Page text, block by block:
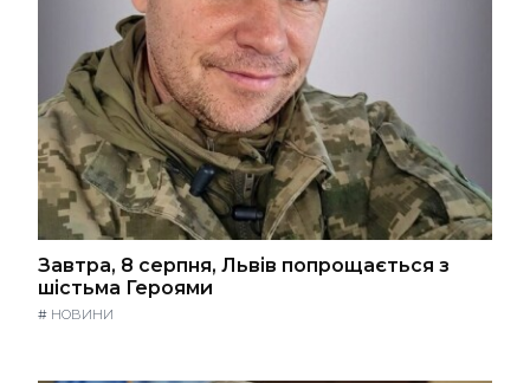
Завтра, 8 серпня, Львів попрощається з
шістьма Героями
# НОВИНИ